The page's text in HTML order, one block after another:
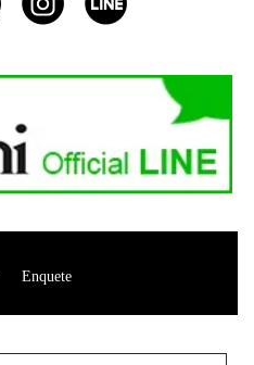
Enquete